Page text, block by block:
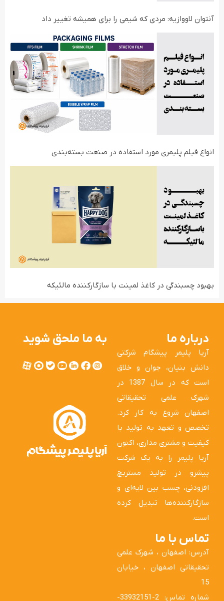
آنتوان لاووازیه: مردی که شیمی را برای همیشه تغییر داد
انواع فیلم‌ پلیمری مورد استفاده در صنعت بسته‌بندی
بهبود چسبندگی در کاغذ لمینت با سازگارکننده مالئیکه
درباره ما
آریا پلیمر پیشگام شرکتی
دانش بنیان، جوان و خلاق
است که در سال 1387 در
شهرک علمی تحقیقاتی
اصفهان شروع به کار کرد.
تخصص و تعهد به تولید با
کیفیت و مشتری مداری، اکنون
آریا پلیمر را به یک شرکت
پیشرو در تولید مستربچ
افزودنی، چسب بین لایه‌ای و
سازگارکننده‌ها تبدیل کرده
است.
تماس با ما
آدرس: اصفهان ، شهرک علمی
تحقیقاتی اصفهان ، خیابان
15
شماره تماس: 2-33932151-
به ما ملحق شوید